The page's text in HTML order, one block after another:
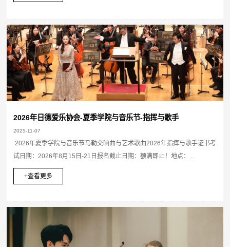
2026年日德爱乐协会-夏季学院与音乐节-指挥与歌手
2025-11-07
2026年夏季学院与音乐节马勒交响曲与艺术歌曲2026年指挥与歌手证书考
试日期：2026年8月15日-21日报名截止日期：额满即止！地点：...
+查看更多